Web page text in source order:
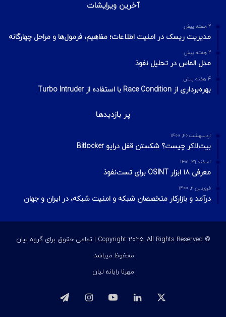
آخرین ویرایشات
2 هفته پیش
مدیریت ریسک در امنیت اطلاعات؛ مفاهیم، فرمول‌ها و مراحل چهارگانه
2 هفته پیش
مدل الماس در تحلیل نفوذ
4 هفته پیش
بهره‌برداری از Race Condition با استفاده از Turbo Intruder
پر بازدیدها
اردیبهشت ۲۰, ۱۴۰۰
بیت‌لاکر چیست؟ شکستن قفل درایو Bitlocker
اسفند ۲۹, ۱۴۰۱
معرفی ۱۸ ابزار OSINT برای تست‌نفوذ
فروردین ۲, ۱۴۰۰
درآمد و بازارکار متخصصان شبکه و امنیت شبکه، در ایران و جهان
© Copyright 2025, All Rights Reserved | تمامی حقوق برای گروه لیان
محفوظ میباشد.
مهرنا رایانه لیان
ایکس لینکداین یوتیوب اینستاگرام